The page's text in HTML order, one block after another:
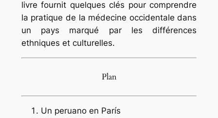
livre fournit quelques clés pour comprendre
la pratique de la médecine occidentale dans
un pays marqué par les différences
ethniques et culturelles.
Plan
Un peruano en París